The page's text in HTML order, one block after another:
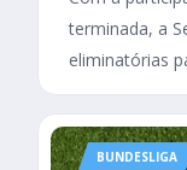
terminada, a
eliminatórias
BUNDESLIGA